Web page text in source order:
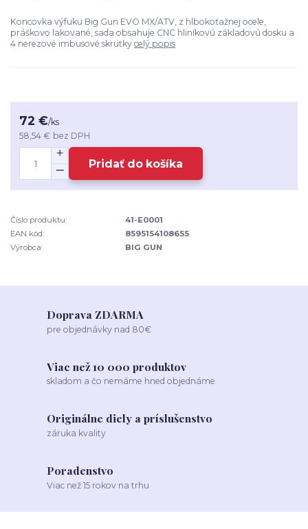
Koncovka výfuku Big Gun EVO MX/ATV, z hlbokoťažnej ocele,
práškovo lakované, sada obsahuje CNC hliníkovú základovú dosku a
4 nerezové imbusové skrutky celý popis
72 €/ks
58,54 € bez DPH
Pridať do košíka
Číslo produktu:
41-E0001
EAN kód:
8595154108655
Výrobca:
BIG GUN
Doprava ZDARMA
pre objednávky nad 80€
Viac než 10 000 produktov
skladom a čo nemáme hned objednáme
Originálne diely a príslušenstvo
záruka kvality
Poradenstvo
Viac než 15 rokov na trhu